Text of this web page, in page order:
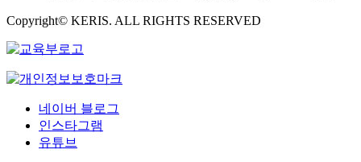
Copyright© KERIS. ALL RIGHTS RESERVED
네이버 블로그
인스타그램
유튜브